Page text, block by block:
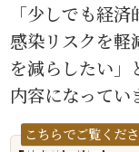
「少しでも経
感染リスクを軽
を減らしたい」
内容になってい
こちらでご覧くだ